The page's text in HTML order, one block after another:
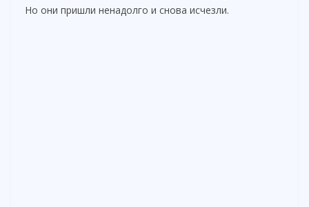
Но они пришли ненадолго и снова исчезли.